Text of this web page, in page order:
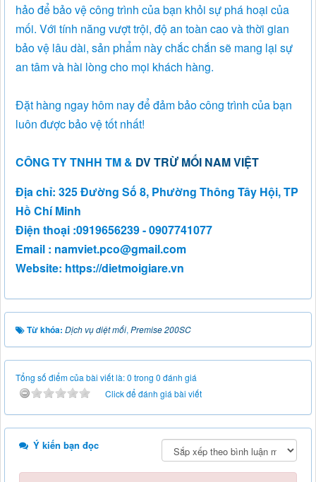
hảo để bảo vệ công trình của bạn khỏi sự phá hoại của
mối. Với tính năng vượt trội, độ an toàn cao và thời gian
bảo vệ lâu dài, sản phẩm này chắc chắn sẽ mang lại sự
an tâm và hài lòng cho mọi khách hàng.
Đặt hàng ngay hôm nay để đảm bảo công trình của bạn
luôn được bảo vệ tốt nhất!
CÔNG TY TNHH TM & DV TRỪ MỐI NAM VIỆT
Địa chỉ: 325 Đường Số 8, Phường Thông Tây Hội, TP
Hồ Chí Minh
Điện thoại :0919656239 - 0907741077
Email : namviet.pco@gmail.com
Website: https://dietmoigiare.vn
Từ khóa: Dịch vụ diệt mối, Premise 200SC
Tổng số điểm của bài viết là: 0 trong 0 đánh giá
Click để đánh giá bài viết
Ý kiến bạn đọc